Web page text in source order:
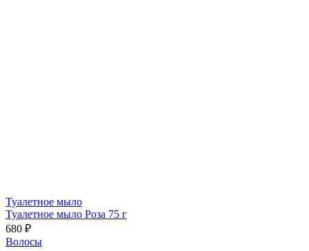
Туалетное мыло
Туалетное мыло Роза 75 г
680 ₽
Волосы